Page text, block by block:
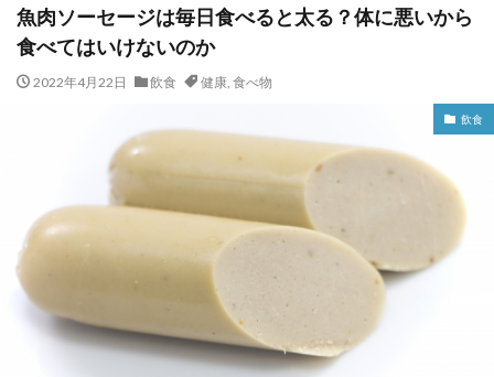
魚肉ソーセージは毎日食べると太る？体に悪いから
食べてはいけないのか
2022年4月22日 飲食 健康, 食べ物
飲食